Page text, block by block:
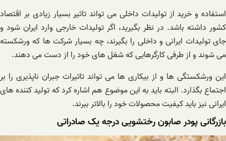
استفاده و خرید از تولیدات داخلی می تواند تاثیر بسیار زیادی بر اقتصاد
کشور داشته باشد. در نظر بگیرید، اگر تولیدات خارجی وارد ایران شود و
جای تولیدات ایرانی و داخلی را بگیرند، چه بسیار شرکت ها که ورشکسته
می شوند و از طرفی کارگرهایی که شغل های خود را از دست می دهند.
این ورشکستگی ها و از بیکاری ها می تواند تاثیرات جبران ناپذیری را بر
اجتماع بگذارد. البته باید به این موضوع هم اشاره کرد که تولید کننده های
ایرانی نیز باید کیفیت محصولات خود را بالاتر ببرند.
بازرگانی پودر صابون رختشویی درجه یک صادراتی